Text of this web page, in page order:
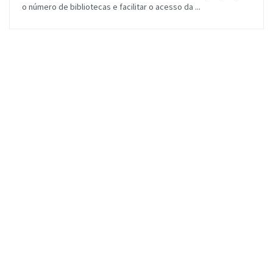
o número de bibliotecas e facilitar o acesso da ...